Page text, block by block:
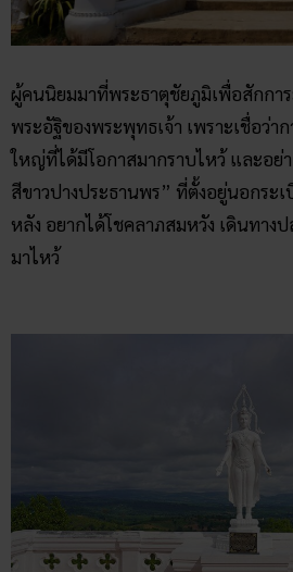
ผู้คนนิยมมาที่พระธาตุชัยภูมิเพื่อสักกา
พระอัฐิของพระพุทธเจ้า เพราะเชื่อว่าก
ใหญ่ที่ได้มีโอกาสมากราบไหว้ และอย่
สีขาวปางประธานพร” ที่ตั้งอยู่นอกระเ
หลัง อยากได้โชคลาภสมหวัง เดินทาง
มาไหว้